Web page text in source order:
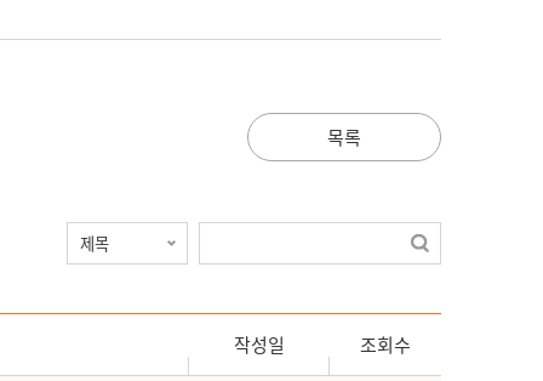
목록
작성일 조회수